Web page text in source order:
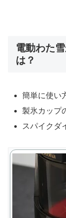
電動わた
は？
簡単に使い
製氷カップ
スパイクダ